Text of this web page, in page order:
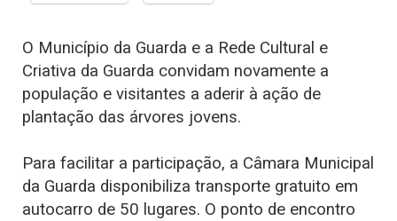
O Município da Guarda e a Rede Cultural e
Criativa da Guarda convidam novamente a
população e visitantes a aderir à ação de
plantação das árvores jovens.
Para facilitar a participação, a Câmara Municipal
da Guarda disponibiliza transporte gratuito em
autocarro de 50 lugares. O ponto de encontro